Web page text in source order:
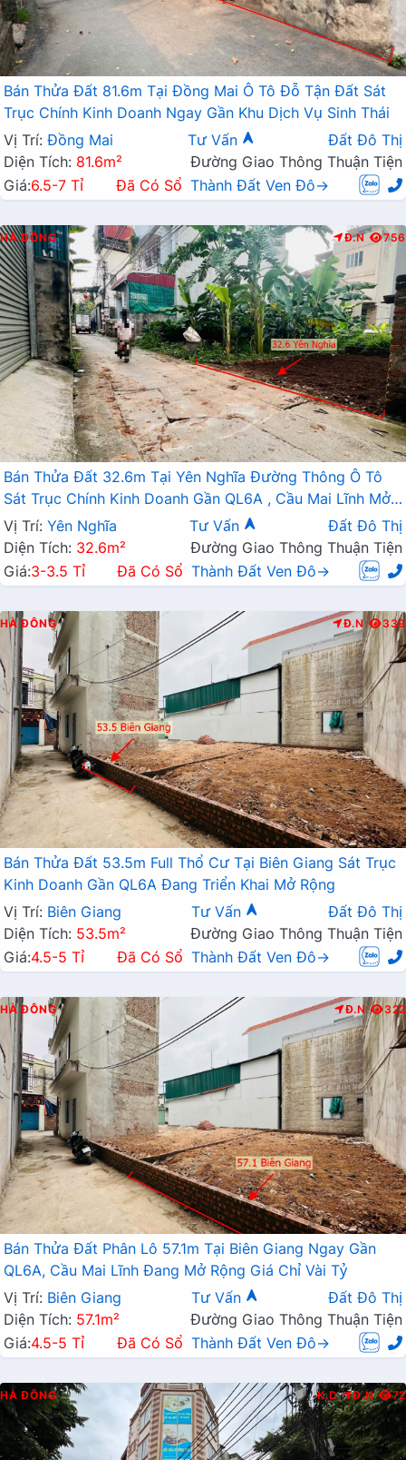
Bán Thửa Đất 81.6m Tại Đồng Mai Ô Tô Đỗ Tận Đất Sát
Trục Chính Kinh Doanh Ngay Gần Khu Dịch Vụ Sinh Thái
Vị Trí: Đồng Mai Tư Vấn
Đất Đô Thị
Diện Tích: 81.6m²
Đường Giao Thông Thuận Tiện
Giá:6.5-7 Tỉ Đã Có Sổ Thành Đất Ven Đô→
HÀ ĐÔNG Đ.N 756
Bán Thửa Đất 32.6m Tại Yên Nghĩa Đường Thông Ô Tô
Sát Trục Chính Kinh Doanh Gần QL6A , Cầu Mai Lĩnh Mở
Rộng
Vị Trí: Yên Nghĩa Tư Vấn
Đất Đô Thị
Diện Tích: 32.6m²
Đường Giao Thông Thuận Tiện
Giá:3-3.5 Tỉ Đã Có Sổ Thành Đất Ven Đô→
HÀ ĐÔNG Đ.N 339
Bán Thửa Đất 53.5m Full Thổ Cư Tại Biên Giang Sát Trục
Kinh Doanh Gần QL6A Đang Triển Khai Mở Rộng
Vị Trí: Biên Giang Tư Vấn
Đất Đô Thị
Diện Tích: 53.5m²
Đường Giao Thông Thuận Tiện
Giá:4.5-5 Tỉ Đã Có Sổ Thành Đất Ven Đô→
HÀ ĐÔNG Đ.N 322
Bán Thửa Đất Phân Lô 57.1m Tại Biên Giang Ngay Gần
QL6A, Cầu Mai Lĩnh Đang Mở Rộng Giá Chỉ Vài Tỷ
Vị Trí: Biên Giang Tư Vấn
Đất Đô Thị
Diện Tích: 57.1m²
Đường Giao Thông Thuận Tiện
Giá:4.5-5 Tỉ Đã Có Sổ Thành Đất Ven Đô→
HÀ ĐÔNG K.D Đ.N 72